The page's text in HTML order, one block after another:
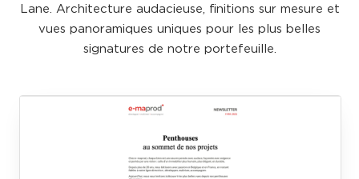
Lane. Architecture audacieuse, finitions sur mesure et
vues panoramiques uniques pour les plus belles
signatures de notre portefeuille.